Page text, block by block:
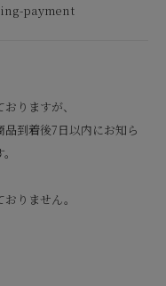
payment
りますが、
到着後7日以内にお知ら
りません。